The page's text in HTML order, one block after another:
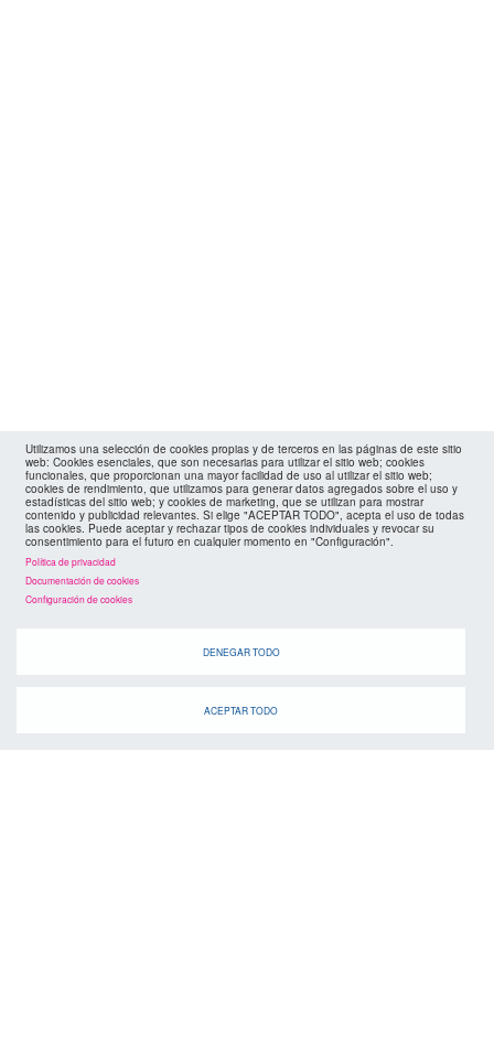
agenda
Utilizamos una selección de cookies propias y de terceros en las páginas de este sitio
web: Cookies esenciales, que son necesarias para utilizar el sitio web; cookies
funcionales, que proporcionan una mayor facilidad de uso al utilizar el sitio web;
cookies de rendimiento, que utilizamos para generar datos agregados sobre el uso y
estadísticas del sitio web; y cookies de marketing, que se utilizan para mostrar
contenido y publicidad relevantes. Si elige "ACEPTAR TODO", acepta el uso de todas
las cookies. Puede aceptar y rechazar tipos de cookies individuales y revocar su
consentimiento para el futuro en cualquier momento en "Configuración".
Política de privacidad
Documentación de cookies
Configuración de cookies
DENEGAR TODO
ACEPTAR TODO